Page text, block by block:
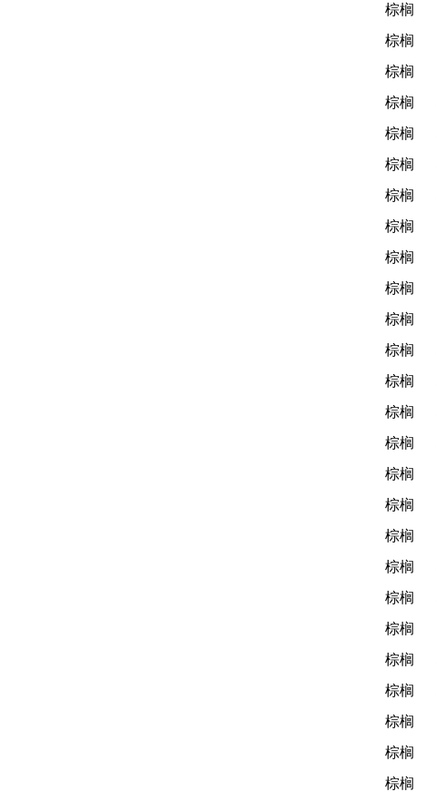
棕榈
棕榈
棕榈
棕榈
棕榈
棕榈
棕榈
棕榈
棕榈
棕榈
棕榈
棕榈
棕榈
棕榈
棕榈
棕榈
棕榈
棕榈
棕榈
棕榈
棕榈
棕榈
棕榈
棕榈
棕榈
棕榈